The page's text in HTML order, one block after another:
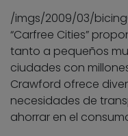
/imgs/2009/03/
“Carfree Cities”
tanto a pequeños
ciudades con
Crawford ofrece
necesidades de
ahorrar en el